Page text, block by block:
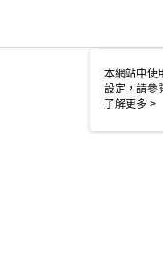
本網站中使
設定，請參
使用 cookie
了解更多 >